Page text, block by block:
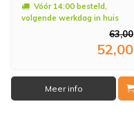
Vóór 14:00 besteld,
volgende werkdag in huis
63,00
52,00
Meer info